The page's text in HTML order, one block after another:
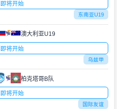
即将开始
东南亚U19
澳大利亚U19
即将开始
乌兹甲
柏克塔哥B队
即将开始
国际友谊